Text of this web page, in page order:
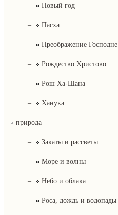
¦– Новый год
¦– Пасха
¦– Преображение Господне
¦– Рождество Христово
¦– Рош Ха-Шана
¦– Ханука
природа
¦– Закаты и рассветы
¦– Море и волны
¦– Небо и облака
¦– Роса, дождь и водопады